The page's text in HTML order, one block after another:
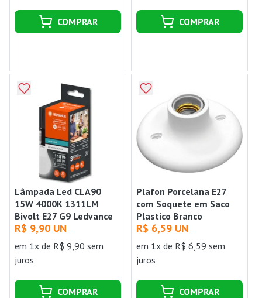
COMPRAR COMPRAR
Lâmpada Led CLA90
15W 4000K 1311LM
Bivolt E27 G9 Ledvance
R$ 9,90 UN
em 1x de R$ 9,90 sem
juros
COMPRAR
Plafon Porcelana E27
com Soquete em Saco
Plastico Branco
Taschibra
R$ 6,59 UN
em 1x de R$ 6,59 sem
juros
COMPRAR